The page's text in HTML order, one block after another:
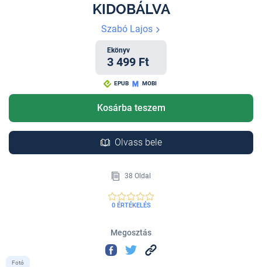
KIDOBÁLVA
Szabó Lajos
Ekönyv
3 499 Ft
EPUB MOBI
Kosárba teszem
Olvass bele
38 Oldal
0 ÉRTÉKELÉS
Megosztás
Fotó